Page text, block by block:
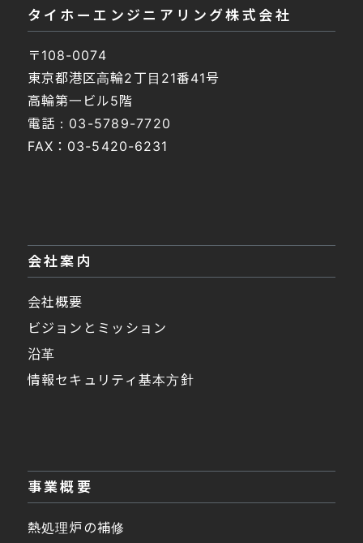
タイホーエンジニアリング株式会社
〒108-0074
東京都港区高輪2丁目21番41号
高輪第一ビル5階
電話： 03-5789-7720
FAX：03-5420-6231
会社案内
会社概要
ビジョンとミッション
沿革
情報セキュリティ基本方針
事業概要
熱処理炉の補修